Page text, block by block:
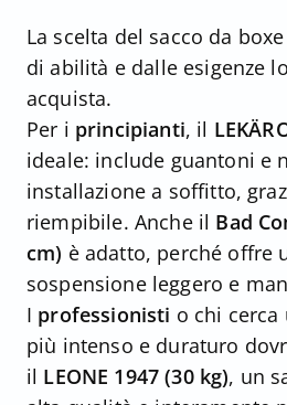
La scelta del sacco da
di abilità e dalle esigenze
acquista.
Per i principianti, il
ideale: include guantoni e
installazione a soffitto,
riempibile. Anche il Bad
cm) è adatto, perché offre
sospensione leggero e
I professionisti o chi
più intenso e duraturo
il LEONE 1947 (30 kg), un